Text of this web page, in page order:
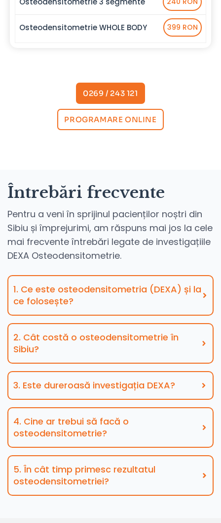
Osteodensitometrie WHOLE BODY 399 RON
0269 / 243 121
PROGRAMARE ONLINE
Întrebări frecvente
Pentru a veni în sprijinul pacienților noștri din
Sibiu și împrejurimi, am răspuns mai jos la cele
mai frecvente întrebări legate de investigațiile
DEXA Osteodensitometrie.
1. Ce este osteodensitometria (DEXA) și la
ce folosește?
2. Cât costă o osteodensitometrie în
Sibiu?
3. Este dureroasă investigația DEXA?
4. Cine ar trebui să facă o
osteodensitometrie?
5. În cât timp primesc rezultatul
osteodensitometriei?